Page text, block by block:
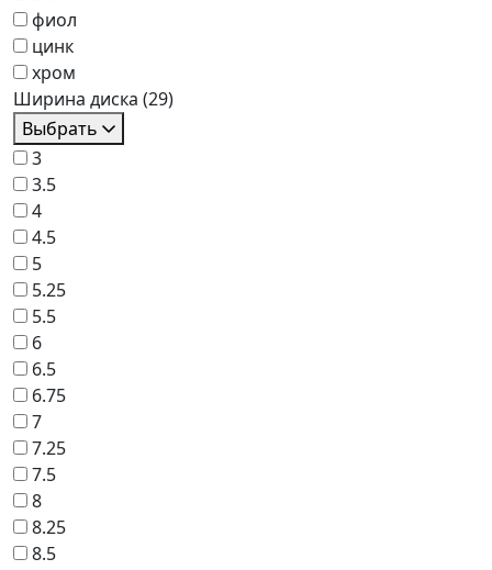
фиол
цинк
хром
Ширина диска (29)
Выбрать
3
3.5
4
4.5
5
5.25
5.5
6
6.5
6.75
7
7.25
7.5
8
8.25
8.5